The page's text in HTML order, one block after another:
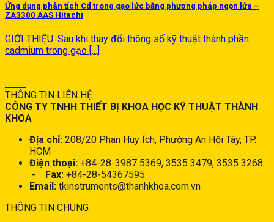
Ứng dụng phân tích Cd trong gạo lức bằng phương pháp ngọn lửa –
ZA3300 AAS Hitachi
GIỚI THIỆU: Sau khi thay đổi thông số kỹ thuật thành phần
cadmium trong gạo [...]
THÔNG TIN LIÊN HỆ
CÔNG TY TNHH THIẾT BỊ KHOA HỌC KỸ THUẬT THÀNH
KHOA
Địa chỉ: 208/20 Phan Huy Ích, Phường An Hội Tây, TP.
HCM
Điện thoại: +84-28-3987 5369, 3535 3479, 3535 3268
- Fax: +84-28-54367595
Email: tkinstruments@thanhkhoa.com.vn
THÔNG TIN CHUNG